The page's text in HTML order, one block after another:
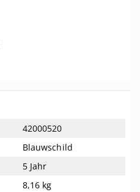
42000520
Blauwschild
5 Jahr
8,16 kg